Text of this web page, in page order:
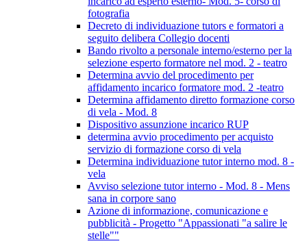
fotografia
Decreto di individuazione tutors e formatori a
seguito delibera Collegio docenti
Bando rivolto a personale interno/esterno per la
selezione esperto formatore nel mod. 2 - teatro
Determina avvio del procedimento per
affidamento incarico formatore mod. 2 -teatro
Determina affidamento diretto formazione corso
di vela - Mod. 8
Dispositivo assunzione incarico RUP
determina avvio procedimento per acquisto
servizio di formazione corso di vela
Determina individuazione tutor interno mod. 8 -
vela
Avviso selezione tutor interno - Mod. 8 - Mens
sana in corpore sano
Azione di informazione, comunicazione e
pubblicità - Progetto "Appassionati "a salire le
stelle""